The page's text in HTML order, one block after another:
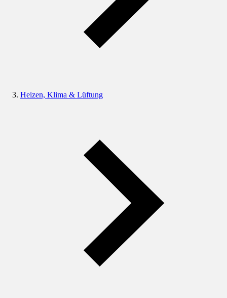
Heizen, Klima & Lüftung